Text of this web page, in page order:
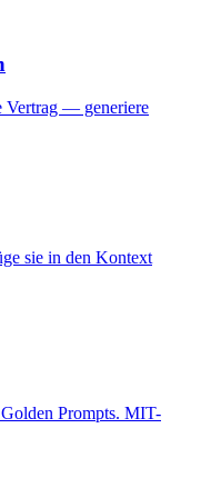
Vertrag — generiere
sie in den Kontext
Prompts. MIT-